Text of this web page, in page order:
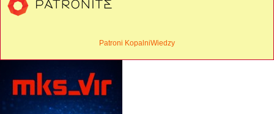
Patroni KopalniWiedzy